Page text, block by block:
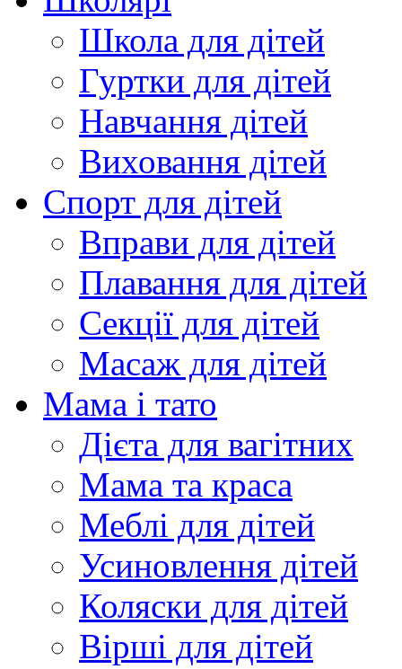
Школа для дітей
Гуртки для дітей
Навчання дітей
Виховання дітей
Спорт для дітей
Вправи для дітей
Плавання для дітей
Секції для дітей
Масаж для дітей
Мама і тато
Дієта для вагітних
Мама та краса
Меблі для дітей
Усиновлення дітей
Коляски для дітей
Вірші для дітей